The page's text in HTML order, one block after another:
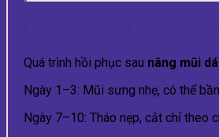
Quá trình hồi phục sau nâng mũi
Ngày 1–3: Mũi sưng nhẹ, có thể
Ngày 7–10: Tháo nẹp, cắt chỉ theo